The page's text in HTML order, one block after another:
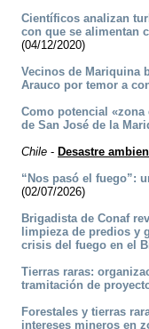
Científicos analizan
con que se alimentan
(04/12/2020)
Vecinos de Mariquina
Arauco por temor a
Como potencial «zona
de San José de la
Chile - Desastre
“Nos pasó el fuego”:
(02/07/2026)
Brigadista de Conaf
limpieza de predios y
crisis del fuego en el
Tierras raras:
tramitación de
Forestales y tierras
intereses mineros en